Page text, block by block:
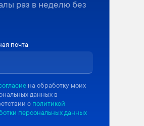
раз в неделю без
почта
на обработку моих
данных в
с политикой
персональных данных